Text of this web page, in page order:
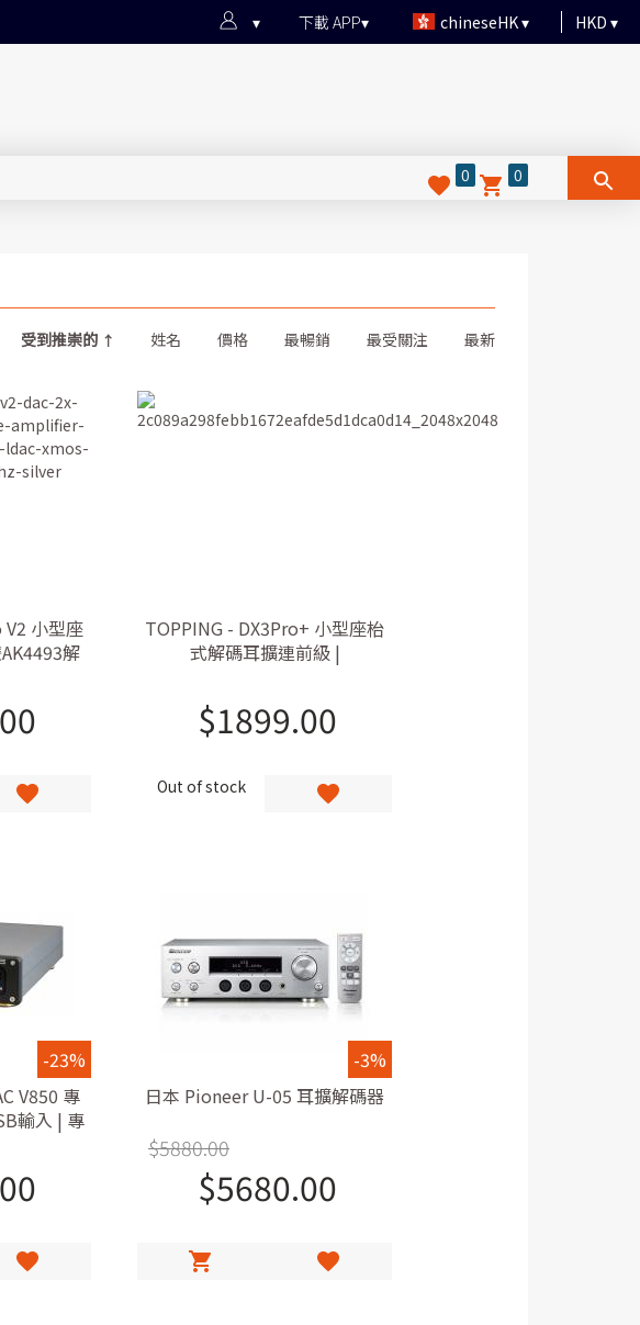
chineseHK HKD
下載 APP
0 0
受到推崇的 姓名 價格 最暢銷 最受關注 最新
V2 小型座
解
接收
TOPPING - DX3Pro+ 小型座枱
式解碼耳擴連前級 |
32bit/768khz | aptX HD,LDAC
高清藍牙接收
$1899.00
Out of stock
-23%
V850 專
輸入 | 專
國製造
-3%
日本 Pioneer U-05 耳擴解碼器
$5880.00
$5680.00